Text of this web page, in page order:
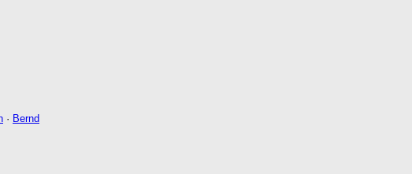
· Bernd